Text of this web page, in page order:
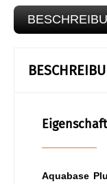
Aquabase